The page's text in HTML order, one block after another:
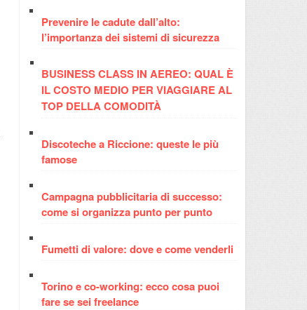
Prevenire le cadute dall’alto:
l’importanza dei sistemi di sicurezza
BUSINESS CLASS IN AEREO: QUAL È
IL COSTO MEDIO PER VIAGGIARE AL
TOP DELLA COMODITÀ
Discoteche a Riccione: queste le più
famose
Campagna pubblicitaria di successo:
come si organizza punto per punto
Fumetti di valore: dove e come venderli
Torino e co-working: ecco cosa puoi
fare se sei freelance